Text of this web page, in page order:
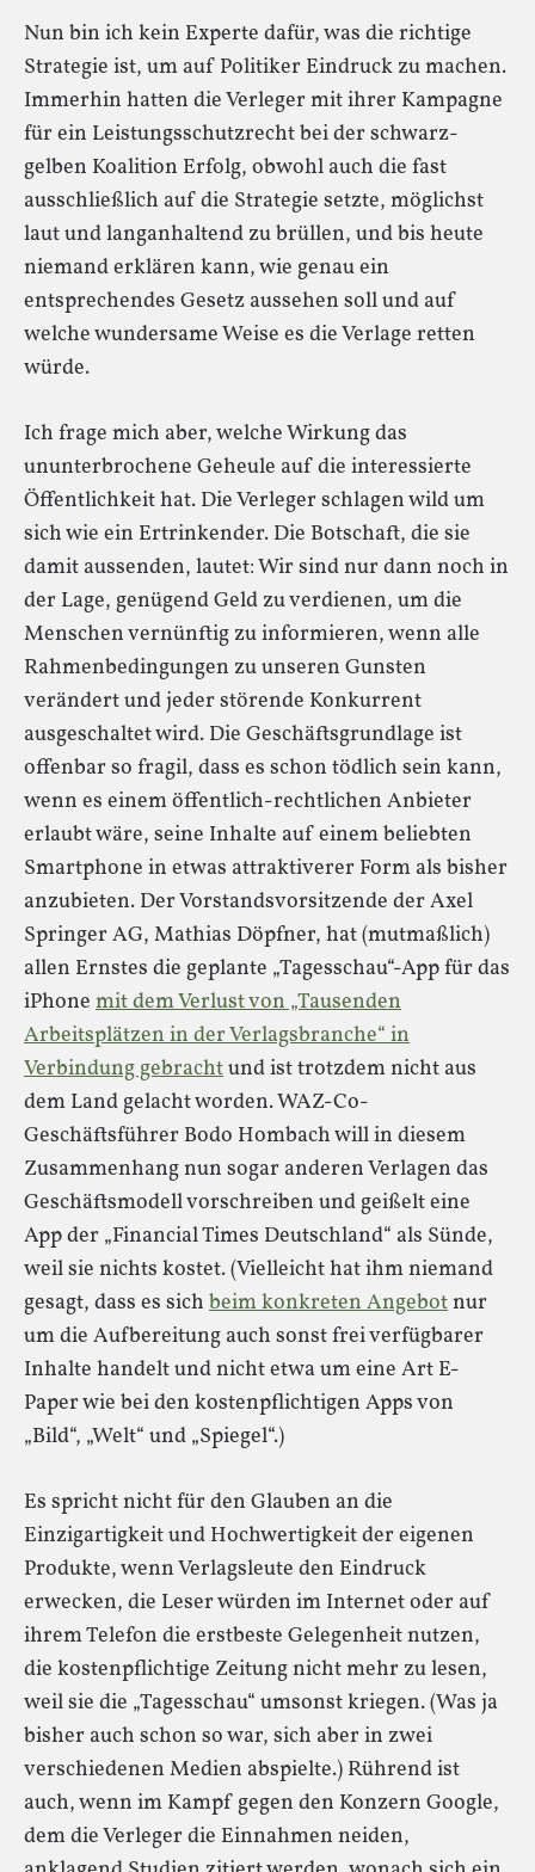
Nun bin ich kein Experte dafür, was die richtige
Strategie ist, um auf Politiker Eindruck zu machen.
Immerhin hatten die Verleger mit ihrer Kampagne
für ein Leistungsschutzrecht bei der schwarz-
gelben Koalition Erfolg, obwohl auch die fast
ausschließlich auf die Strategie setzte, möglichst
laut und langanhaltend zu brüllen, und bis heute
niemand erklären kann, wie genau ein
entsprechendes Gesetz aussehen soll und auf
welche wundersame Weise es die Verlage retten
würde.
Ich frage mich aber, welche Wirkung das
ununterbrochene Geheule auf die interessierte
Öffentlichkeit hat. Die Verleger schlagen wild um
sich wie ein Ertrinkender. Die Botschaft, die sie
damit aussenden, lautet: Wir sind nur dann noch in
der Lage, genügend Geld zu verdienen, um die
Menschen vernünftig zu informieren, wenn alle
Rahmenbedingungen zu unseren Gunsten
verändert und jeder störende Konkurrent
ausgeschaltet wird. Die Geschäftsgrundlage ist
offenbar so fragil, dass es schon tödlich sein kann,
wenn es einem öffentlich-rechtlichen Anbieter
erlaubt wäre, seine Inhalte auf einem beliebten
Smartphone in etwas attraktiverer Form als bisher
anzubieten. Der Vorstandsvorsitzende der Axel
Springer AG, Mathias Döpfner, hat (mutmaßlich)
allen Ernstes die geplante „Tagesschau“-App für das
iPhone mit dem Verlust von „Tausenden
Arbeitsplätzen in der Verlagsbranche“ in
Verbindung gebrachtund ist trotzdem nicht aus
dem Land gelacht worden. WAZ-Co-
Geschäftsführer Bodo Hombach will in diesem
Zusammenhang nun sogar anderen Verlagen das
Geschäftsmodell vorschreiben und geißelt eine
App der „Financial Times Deutschland“ als Sünde,
weil sie nichts kostet. (Vielleicht hat ihm niemand
gesagt, dass es sich beim konkreten Angebotnur
um die Aufbereitung auch sonst frei verfügbarer
Inhalte handelt und nicht etwa um eine Art E-
Paper wie bei den kostenpflichtigen Apps von
„Bild“, „Welt“ und „Spiegel“.)
Es spricht nicht für den Glauben an die
Einzigartigkeit und Hochwertigkeit der eigenen
Produkte, wenn Verlagsleute den Eindruck
erwecken, die Leser würden im Internet oder auf
ihrem Telefon die erstbeste Gelegenheit nutzen,
die kostenpflichtige Zeitung nicht mehr zu lesen,
weil sie die „Tagesschau“ umsonst kriegen. (Was ja
bisher auch schon so war, sich aber in zwei
verschiedenen Medien abspielte.) Rührend ist
auch, wenn im Kampf gegen den Konzern Google,
dem die Verleger die Einnahmen neiden,